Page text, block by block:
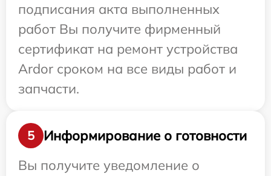
подписания акта выполненных
работ Вы получите фирменный
сертификат на ремонт устройства
Ardor сроком на все виды работ и
запчасти.
5
Информирование о готовности
Вы получите уведомление о